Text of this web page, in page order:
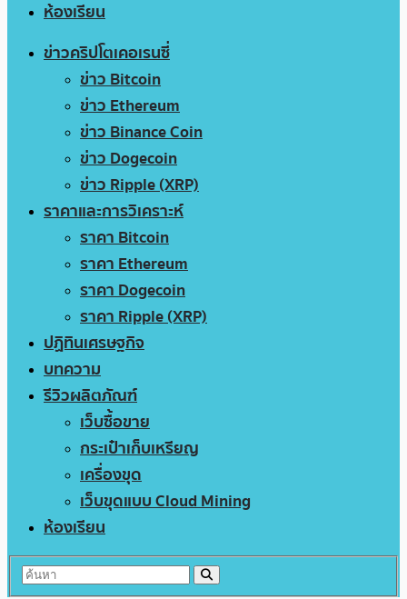
ห้องเรียน
ข่าวคริปโตเคอเรนซี่
ข่าว Bitcoin
ข่าว Ethereum
ข่าว Binance Coin
ข่าว Dogecoin
ข่าว Ripple (XRP)
ราคาและการวิเคราะห์
ราคา Bitcoin
ราคา Ethereum
ราคา Dogecoin
ราคา Ripple (XRP)
ปฏิทินเศรษฐกิจ
บทความ
รีวิวผลิตภัณฑ์
เว็บซื้อขาย
กระเป๋าเก็บเหรียญ
เครื่องขุด
เว็บขุดแบบ Cloud Mining
ห้องเรียน